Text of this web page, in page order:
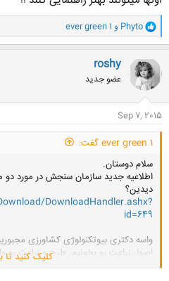
و
ا
ک
ن
ش
ه
Phyto و ever green 1
roshy
عضو جدید
Sep 7, 2015
ever green 1 گفت:
سلام دوستان.
اطلاعیه جدید سازمان سنجش در مورد
دیدین؟
DownloadHandler.ashx?
id=649
واسه دکتری بیوتکنولوژی کشاورزی
اصول زراعت رو بخونیم. طرح و زراعت رو
کلیک کنید تا